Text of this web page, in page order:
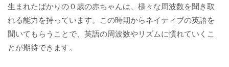
生まれたばかりの０歳の赤ちゃんは、様々な周波数を聞き取
れる能力を持っています。この時期からネイティブの英語を
聞いてもらうことで、英語の周波数やリズムに慣れていくこ
とが期待できます。